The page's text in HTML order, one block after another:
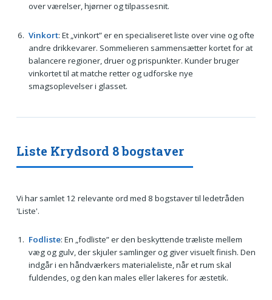
over værelser, hjørner og tilpassesnit.
Vinkort: Et „vinkort” er en specialiseret liste over vine og ofte
andre drikkevarer. Sommelieren sammensætter kortet for at
balancere regioner, druer og prispunkter. Kunder bruger
vinkortet til at matche retter og udforske nye
smagsoplevelser i glasset.
Liste Krydsord 8 bogstaver
Vi har samlet 12 relevante ord med 8 bogstaver til ledetråden
'Liste'.
Fodliste: En „fodliste” er den beskyttende træliste mellem
væg og gulv, der skjuler samlinger og giver visuelt finish. Den
indgår i en håndværkers materialeliste, når et rum skal
fuldendes, og den kan males eller lakeres for æstetik.